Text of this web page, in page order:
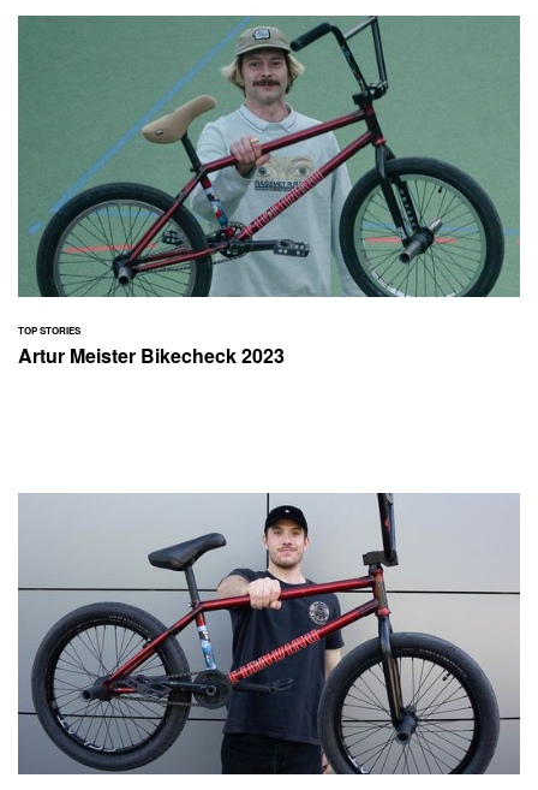
TOP STORIES
Artur Meister Bikecheck 2023